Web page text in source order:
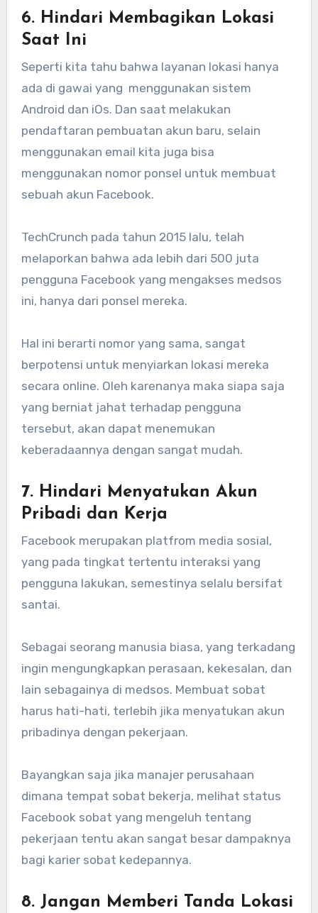
6. Hindari Membagikan Lokasi
Saat Ini
Seperti kita tahu bahwa layanan lokasi hanya
ada di gawai yang menggunakan sistem
Android dan iOs. Dan saat melakukan
pendaftaran pembuatan akun baru, selain
menggunakan email kita juga bisa
menggunakan nomor ponsel untuk membuat
sebuah akun Facebook.
TechCrunch pada tahun 2015 lalu, telah
melaporkan bahwa ada lebih dari 500 juta
pengguna Facebook yang mengakses medsos
ini, hanya dari ponsel mereka.
Hal ini berarti nomor yang sama, sangat
berpotensi untuk menyiarkan lokasi mereka
secara online. Oleh karenanya maka siapa saja
yang berniat jahat terhadap pengguna
tersebut, akan dapat menemukan
keberadaannya dengan sangat mudah.
7. Hindari Menyatukan Akun
Pribadi dan Kerja
Facebook merupakan platfrom media sosial,
yang pada tingkat tertentu interaksi yang
pengguna lakukan, semestinya selalu bersifat
santai.
Sebagai seorang manusia biasa, yang terkadang
ingin mengungkapkan perasaan, kekesalan, dan
lain sebagainya di medsos. Membuat sobat
harus hati-hati, terlebih jika menyatukan akun
pribadinya dengan pekerjaan.
Bayangkan saja jika manajer perusahaan
dimana tempat sobat bekerja, melihat status
Facebook sobat yang mengeluh tentang
pekerjaan tentu akan sangat besar dampaknya
bagi karier sobat kedepannya.
8. Jangan Memberi Tanda Lokasi